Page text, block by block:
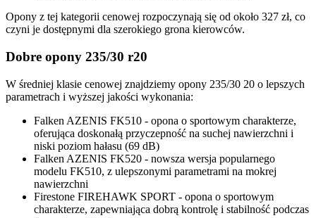
Opony z tej kategorii cenowej rozpoczynają się od około 327 zł, co
czyni je dostępnymi dla szerokiego grona kierowców.
Dobre opony 235/30 r20
W średniej klasie cenowej znajdziemy opony 235/30 20 o lepszych
parametrach i wyższej jakości wykonania:
Falken AZENIS FK510 - opona o sportowym charakterze,
oferująca doskonałą przyczepność na suchej nawierzchni i
niski poziom hałasu (69 dB)
Falken AZENIS FK520 - nowsza wersja popularnego
modelu FK510, z ulepszonymi parametrami na mokrej
nawierzchni
Firestone FIREHAWK SPORT - opona o sportowym
charakterze, zapewniająca dobrą kontrolę i stabilność podczas